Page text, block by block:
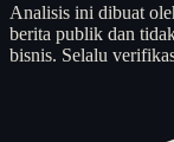
Analisis ini dibuat
berita publik dan
bisnis. Selalu